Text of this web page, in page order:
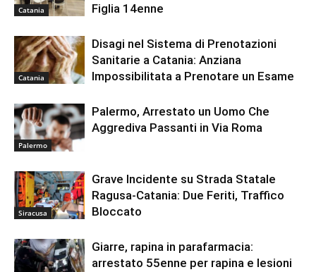
Catania
Figlia 14enne
Catania
Disagi nel Sistema di Prenotazioni
Sanitarie a Catania: Anziana
Impossibilitata a Prenotare un Esame
Palermo
Palermo, Arrestato un Uomo Che
Aggrediva Passanti in Via Roma
Siracusa
Grave Incidente su Strada Statale
Ragusa-Catania: Due Feriti, Traffico
Bloccato
Giarre, rapina in parafarmacia:
arrestato 55enne per rapina e lesioni